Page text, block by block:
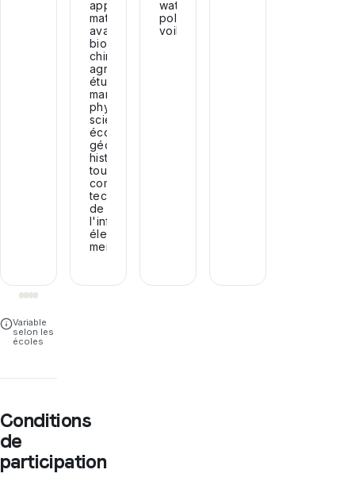
appliqués,
mathématiques
avancées,
biologie,
chimie,
agriculture,
études
marines,
physique,
sciences,
économie,
géographie,
histoire,
tourisme,
comptabilité,
technologies
de
l'information,
électronique,
menuiserie...
water-
polo,
voile.
Variable
selon les
écoles
Conditions
de
participation